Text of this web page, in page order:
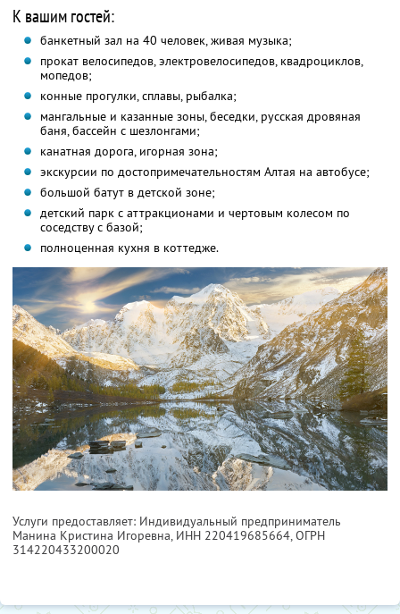
К вашим гостей:
банкетный зал на 40 человек, живая музыка;
прокат велосипедов, электровелосипедов, квадроциклов,
мопедов;
конные прогулки, сплавы, рыбалка;
мангальные и казанные зоны, беседки, русская дровяная
баня, бассейн с шезлонгами;
канатная дорога, игорная зона;
экскурсии по достопримечательностям Алтая на автобусе;
большой батут в детской зоне;
детский парк с аттракционами и чертовым колесом по
соседству с базой;
полноценная кухня в коттедже.
Услуги предоставляет: Индивидуальный предприниматель
Манина Кристина Игоревна, ИНН 220419685664, ОГРН
314220433200020